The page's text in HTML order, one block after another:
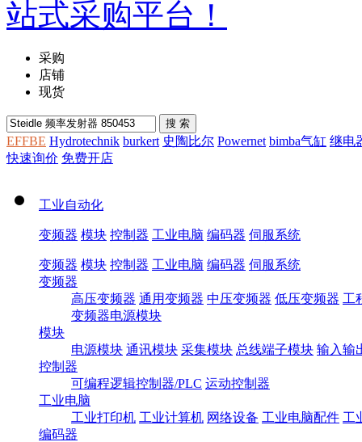
采购
店铺
现货
EFFBE Hydrotechnik burkert 史陶比尔 Powernet bimba气缸 继电
快速询价 免费开店
工业自动化
变频器 模块 控制器 工业电脑 编码器 伺服系统
变频器 模块 控制器 工业电脑 编码器 伺服系统
变频器
高压变频器 通用变频器 中压变频器 低压变频器 工
变频器电源模块
模块
电源模块 通讯模块 采集模块 总线端子模块 输入输
控制器
可编程逻辑控制器/PLC 运动控制器
工业电脑
工业打印机 工业计算机 网络设备 工业电脑配件 工
编码器